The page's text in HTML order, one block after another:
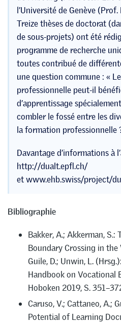
l’Université de Genève
Treize thèses de doctorat
de sous-projets) ont été
programme de recherche
toutes contribué de
une question commune : «
professionnelle peut-il
d’apprentissage
combler le fossé entre les
la formation professionnelle
Davantage d’informations à
http://dualt.epfl.ch/
et www.ehb.swiss/project/
Bibliographie
Bakker, A.; Akkerman,
Boundary Crossing in
Guile, D.; Unwin, L.
Handbook on Vocational
Hoboken 2019, S.
Caruso, V.; Cattaneo, A.;
Potential of Learning